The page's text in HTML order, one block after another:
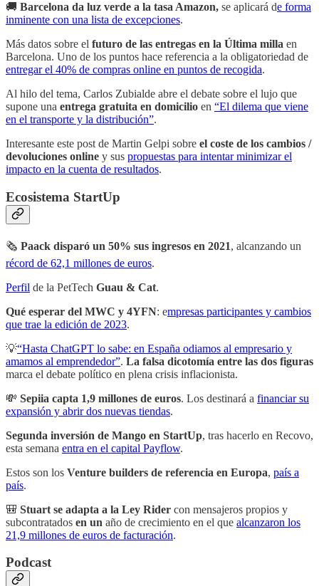
🚚 Barcelona da luz verde a la tasa Amazon, se aplicará de forma
inminente con una lista de excepciones.
Más datos sobre el futuro de las entregas en la Última milla en
Barcelona. Uno de los puntos hace referencia a la obligatoriedad de
entregar el 40% de compras online en puntos de recogida.
Al hilo del tema, Carlos Zubialde abre el debate sobre el lujo que
supone una entrega gratuita en domicilio en “El dilema que viene
en el transporte y la distribución”.
Interesante este post de Martin Gelpi sobre el coste de los cambios /
devoluciones online y sus propuestas para intentar minimizar el
impacto en la cuenta de resultados.
Ecosistema StartUp
🗞 Paack disparó un 50% sus ingresos en 2021, alcanzando un
récord de 62,1 millones de euros.
Perfil de la PetTech Guau & Cat.
Qué esperar del MWC y 4YFN: empresas participantes y cambios
que trae la edición de 2023.
💡“Hasta ChatGPT lo sabe: en España odiamos al empresario y
amamos al emprendedor”. La falsa dicotomía entre las dos figuras
marca el debate político en plena crisis inflacionista.
💸 Sepiia capta 1,9 millones de euros. Los destinará a financiar su
expansión y abrir dos nuevas tiendas.
Segunda inversión de Mango en StartUp, tras hacerlo en Recovo,
esta semana entra en el capital Payflow.
Estos son los Venture builders de referencia en Europa, país a
país.
🎒 Stuart se adapta a la Ley Rider con mensajeros propios y
subcontratados en un año de crecimiento en el que alcanzaron los
21,9 millones de euros de facturación.
Podcast